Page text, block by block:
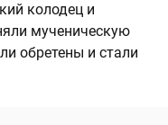
колодец и
мученическую
обретены и стали